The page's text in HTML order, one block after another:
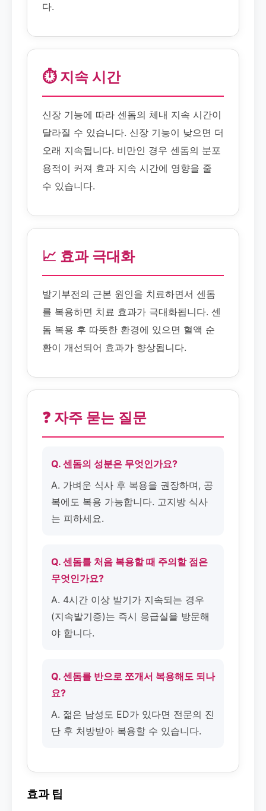
다.
⏱️ 지속 시간
신장 기능에 따라 센돔의 체내 지속 시간이
달라질 수 있습니다. 신장 기능이 낮으면 더
오래 지속됩니다. 비만인 경우 센돔의 분포
용적이 커져 효과 지속 시간에 영향을 줄
수 있습니다.
📈 효과 극대화
발기부전의 근본 원인을 치료하면서 센돔
를 복용하면 치료 효과가 극대화됩니다. 센
돔 복용 후 따뜻한 환경에 있으면 혈액 순
환이 개선되어 효과가 향상됩니다.
❓ 자주 묻는 질문
Q. 센돔의 성분은 무엇인가요?
A. 가벼운 식사 후 복용을 권장하며, 공
복에도 복용 가능합니다. 고지방 식사
는 피하세요.
Q. 센돔를 처음 복용할 때 주의할 점은
무엇인가요?
A. 4시간 이상 발기가 지속되는 경우
(지속발기증)는 즉시 응급실을 방문해
야 합니다.
Q. 센돔를 반으로 쪼개서 복용해도 되나
요?
A. 젊은 남성도 ED가 있다면 전문의 진
단 후 처방받아 복용할 수 있습니다.
효과 팁